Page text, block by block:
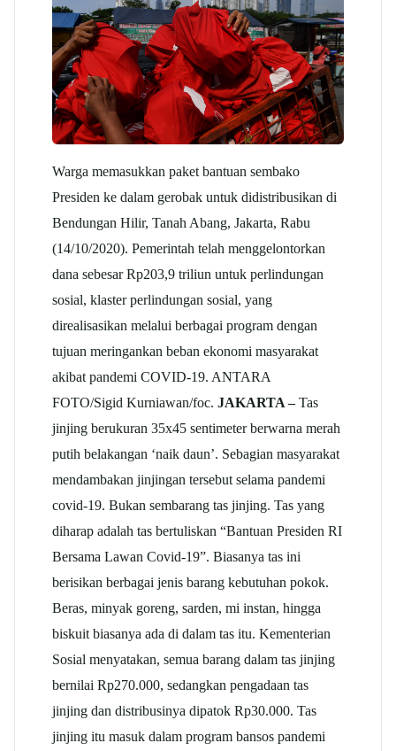
Warga memasukkan paket bantuan sembako
Presiden ke dalam gerobak untuk didistribusikan di
Bendungan Hilir, Tanah Abang, Jakarta, Rabu
(14/10/2020). Pemerintah telah menggelontorkan
dana sebesar Rp203,9 triliun untuk perlindungan
sosial, klaster perlindungan sosial, yang
direalisasikan melalui berbagai program dengan
tujuan meringankan beban ekonomi masyarakat
akibat pandemi COVID-19. ANTARA
FOTO/Sigid Kurniawan/foc. JAKARTA –Tas
jinjing berukuran 35x45 sentimeter berwarna merah
putih belakangan ‘naik daun’. Sebagian masyarakat
mendambakan jinjingan tersebut selama pandemi
covid-19. Bukan sembarang tas jinjing. Tas yang
diharap adalah tas bertuliskan “Bantuan Presiden RI
Bersama Lawan Covid-19”. Biasanya tas ini
berisikan berbagai jenis barang kebutuhan pokok.
Beras, minyak goreng, sarden, mi instan, hingga
biskuit biasanya ada di dalam tas itu. Kementerian
Sosial menyatakan, semua barang dalam tas jinjing
bernilai Rp270.000, sedangkan pengadaan tas
jinjing dan distribusinya dipatok Rp30.000. Tas
jinjing itu masuk dalam program bansos pandemi